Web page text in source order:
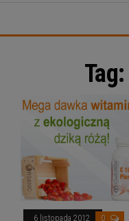
Tag:
6 listopada 2012 0